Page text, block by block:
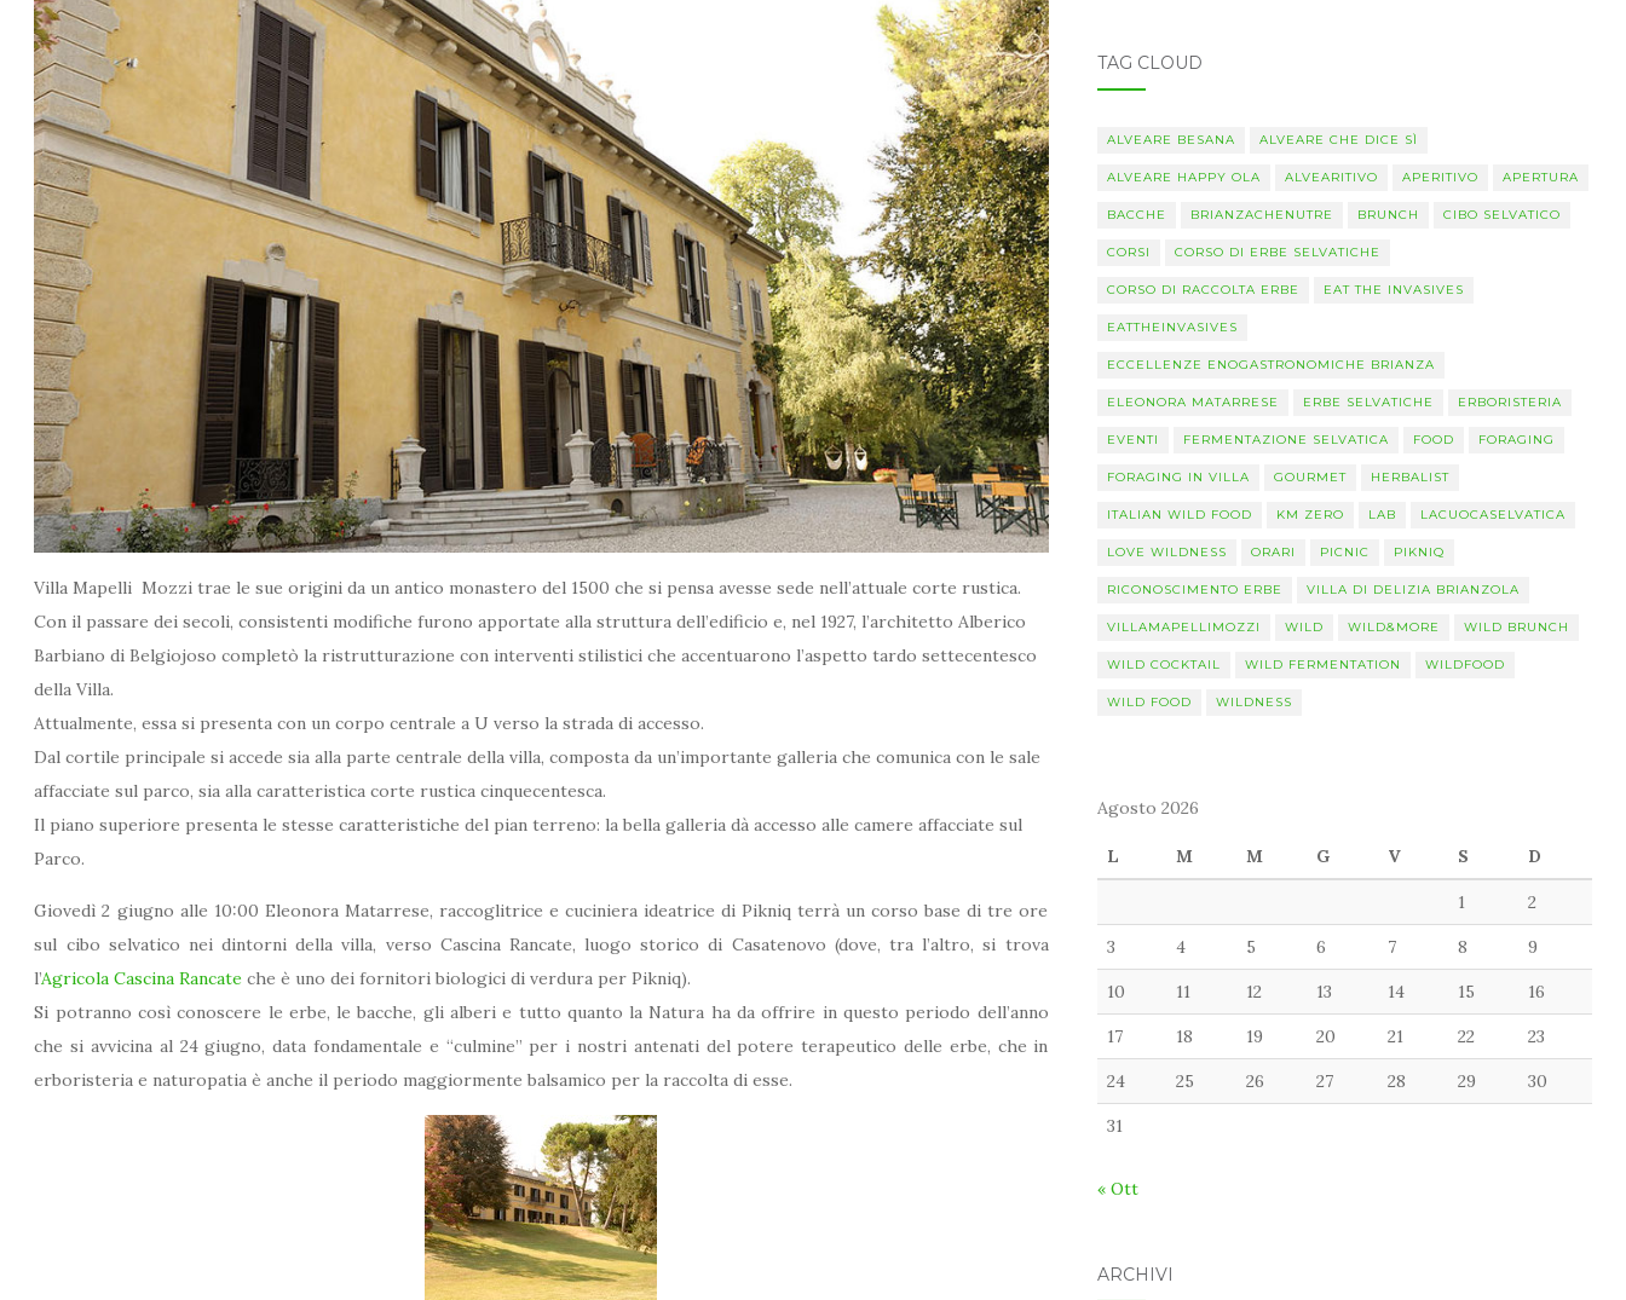
Villa Mapelli Mozzi trae le sue origini da un antico monastero del 1500 che si pensa avesse sede nell’attuale corte rustica.
Con il passare dei secoli, consistenti modifiche furono apportate alla struttura dell’edificio e, nel 1927, l’architetto Alberico
Barbiano di Belgiojoso completò la ristrutturazione con interventi stilistici che accentuarono l’aspetto tardo settecentesco
della Villa.
Attualmente, essa si presenta con un corpo centrale a U verso la strada di accesso.
Dal cortile principale si accede sia alla parte centrale della villa, composta da un’importante galleria che comunica con le sale
affacciate sul parco, sia alla caratteristica corte rustica cinquecentesca.
Il piano superiore presenta le stesse caratteristiche del pian terreno: la bella galleria dà accesso alle camere affacciate sul
Parco.
Giovedì 2 giugno alle 10:00 Eleonora Matarrese, raccoglitrice e cuciniera ideatrice di Pikniq terrà un corso base di tre ore
sul cibo selvatico nei dintorni della villa, verso Cascina Rancate, luogo storico di Casatenovo (dove, tra l’altro, si trova
l’Agricola Cascina Rancate che è uno dei fornitori biologici di verdura per Pikniq).
Si potranno così conoscere le erbe, le bacche, gli alberi e tutto quanto la Natura ha da offrire in questo periodo dell’anno
che si avvicina al 24 giugno, data fondamentale e “culmine” per i nostri antenati del potere terapeutico delle erbe, che in
erboristeria e naturopatia è anche il periodo maggiormente balsamico per la raccolta di esse.
TAG CLOUD
ALVEARE BESANA ALVEARE CHE DICE SÌ
ALVEARE HAPPY OLA ALVEARITIVO APERITIVO APERTURA
BACCHE BRIANZACHENUTRE BRUNCH CIBO SELVATICO
CORSI CORSO DI ERBE SELVATICHE
CORSO DI RACCOLTA ERBE EAT THE INVASIVES
EATTHEINVASIVES
ECCELLENZE ENOGASTRONOMICHE BRIANZA
ELEONORA MATARRESE ERBE SELVATICHE ERBORISTERIA
EVENTI FERMENTAZIONE SELVATICA FOOD FORAGING
FORAGING IN VILLA GOURMET HERBALIST
ITALIAN WILD FOOD KM ZERO LAB LACUOCASELVATICA
LOVE WILDNESS ORARI PICNIC PIKNIQ
RICONOSCIMENTO ERBE VILLA DI DELIZIA BRIANZOLA
VILLAMAPELLIMOZZI WILD WILD&MORE WILD BRUNCH
WILD COCKTAIL WILD FERMENTATION WILDFOOD
WILD FOOD WILDNESS
Agosto 2026
L M M G V S D
1 2
3 4 5 6 7 8 9
10 11 12 13 14 15 16
17 18 19 20 21 22 23
24 25 26 27 28 29 30
31
« Ott
ARCHIVI